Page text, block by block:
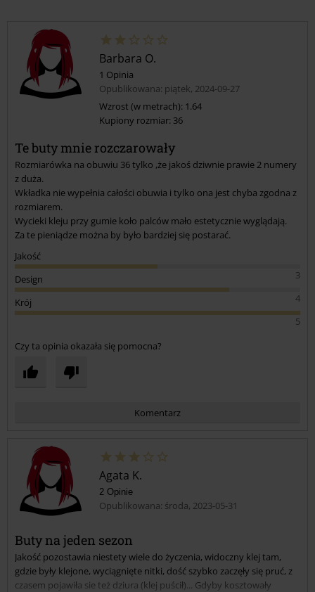
Barbara O.
1 Opinia
Opublikowana: piątek, 2024-09-27
Wzrost (w metrach): 1.64
Kupiony rozmiar: 36
Te buty mnie rozczarowały
Rozmiarówka na obuwiu 36 tylko ,że jakoś dziwnie prawie 2 numery
z duża.
Wkładka nie wypełnia całości obuwia i tylko ona jest chyba zgodna z
rozmiarem.
Wycieki kleju przy gumie koło palców mało estetycznie wyglądają.
Za te pieniądze można by było bardziej się postarać.
Jakość
3
Design
4
Krój
5
Czy ta opinia okazała się pomocna?
Komentarz
Prześlij komentarz
Agata K.
2 Opinie
Opublikowana: środa, 2023-05-31
Buty na jeden sezon
Jakość pozostawia niestety wiele do życzenia, widoczny klej tam,
gdzie były klejone, wyciągnięte nitki, dość szybko zaczęły się pruć, z
czasem pojawiła sie też dziura (klej puścił)... Gdyby kosztowały